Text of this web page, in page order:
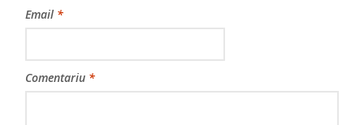
Email *
Comentariu *